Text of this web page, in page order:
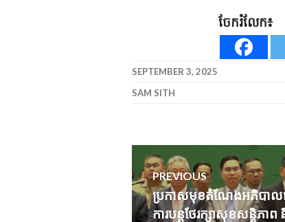
ចែករំលែក៖
SEPTEMBER 3, 2025
SAM SITH
Post
navigation
PREVIOUS
Previous
post:
ប្រកាសមុខតំណែងអភិបាលខ
ការបន្តថែរក្សាសុខសន្តិភ